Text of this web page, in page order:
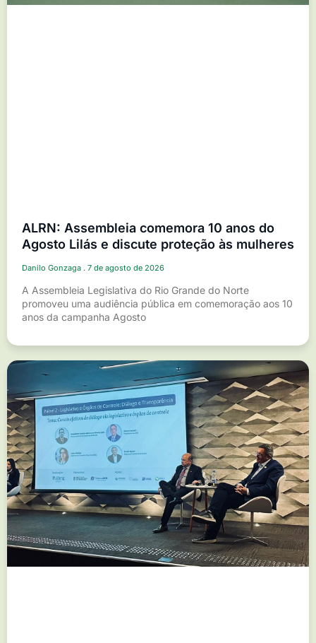
ALRN: Assembleia comemora 10 anos do
Agosto Lilás e discute proteção às mulheres
Danilo Gonzaga 7 de agosto de 2026
A Assembleia Legislativa do Rio Grande do Norte
promoveu uma audiência pública em comemoração aos 10
anos da campanha Agosto